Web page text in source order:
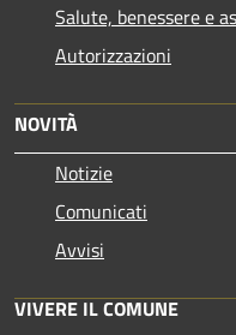
Salute, benessere e
Autorizzazioni
NOVITÀ
Notizie
Comunicati
Avvisi
VIVERE IL COMUNE